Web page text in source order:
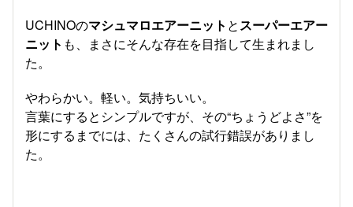
UCHINOのマシュマロエアーニット とスーパーエアー
ニット も、まさにそんな存在を目指して生まれまし
た。
やわらかい。軽い。気持ちいい。
言葉にするとシンプルですが、その“ちょうどよさ”を
形にするまでには、たくさんの試行錯誤がありまし
た。